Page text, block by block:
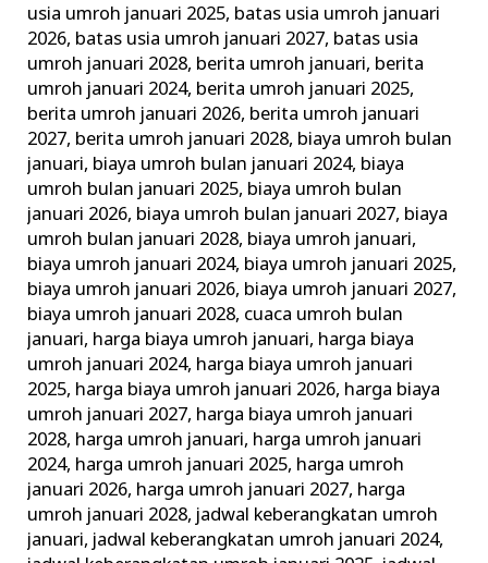
usia umroh januari 2025, batas usia umroh januari
2026, batas usia umroh januari 2027, batas usia
umroh januari 2028, berita umroh januari, berita
umroh januari 2024, berita umroh januari 2025,
berita umroh januari 2026, berita umroh januari
2027, berita umroh januari 2028, biaya umroh bulan
januari, biaya umroh bulan januari 2024, biaya
umroh bulan januari 2025, biaya umroh bulan
januari 2026, biaya umroh bulan januari 2027, biaya
umroh bulan januari 2028, biaya umroh januari,
biaya umroh januari 2024, biaya umroh januari 2025,
biaya umroh januari 2026, biaya umroh januari 2027,
biaya umroh januari 2028, cuaca umroh bulan
januari, harga biaya umroh januari, harga biaya
umroh januari 2024, harga biaya umroh januari
2025, harga biaya umroh januari 2026, harga biaya
umroh januari 2027, harga biaya umroh januari
2028, harga umroh januari, harga umroh januari
2024, harga umroh januari 2025, harga umroh
januari 2026, harga umroh januari 2027, harga
umroh januari 2028, jadwal keberangkatan umroh
januari, jadwal keberangkatan umroh januari 2024,